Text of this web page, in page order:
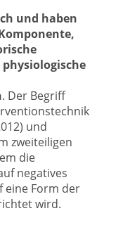
und haben
. Der Begriff
und
zweiteiligen
die
negatives
eine Form der
wird.